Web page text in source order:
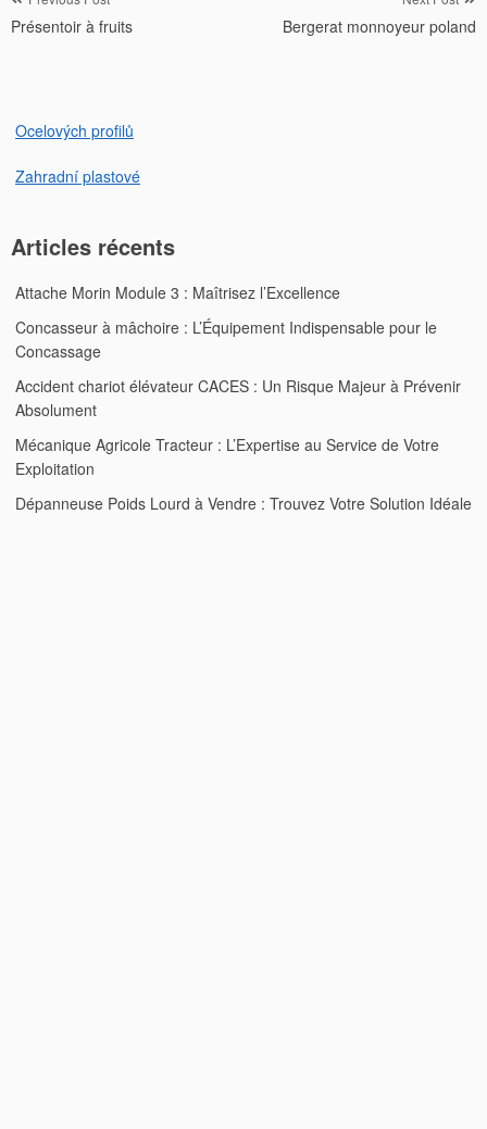
de
Présentoir à fruits Bergerat monnoyeur poland
Ocelových profilů
Zahradní plastové
Articles récents
Attache Morin Module 3 : Maîtrisez l’Excellence
Concasseur à mâchoire : L’Équipement Indispensable pour le
Concassage
Accident chariot élévateur CACES : Un Risque Majeur à Prévenir
Absolument
Mécanique Agricole Tracteur : L’Expertise au Service de Votre
Exploitation
Dépanneuse Poids Lourd à Vendre : Trouvez Votre Solution Idéale